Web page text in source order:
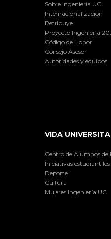
Sobre Ingeniería UC
Internacionalización
Retribuye
Proyecto Ingeniería
Código de Honor
Consejo Asesor
Autoridades y equipos
VIDA
Centro de Alumnos de
Iniciativas estudiantiles
Deporte
Cultura
Mujeres Ingeniería UC